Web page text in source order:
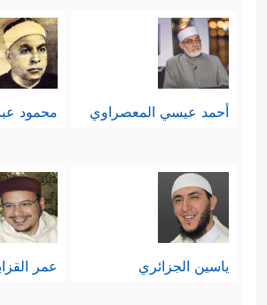
أحمد عيسي المعصراوي محمود
ياسين الجزائري عمر